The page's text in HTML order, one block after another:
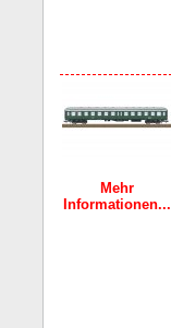
Mehr
Informationen...